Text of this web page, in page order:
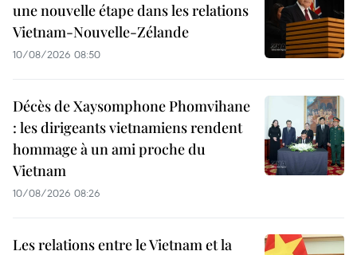
une nouvelle étape dans les relations
Vietnam-Nouvelle-Zélande
10/08/2026 08:50
Décès de Xaysomphone Phomvihane
: les dirigeants vietnamiens rendent
hommage à un ami proche du
Vietnam
10/08/2026 08:26
Les relations entre le Vietnam et la